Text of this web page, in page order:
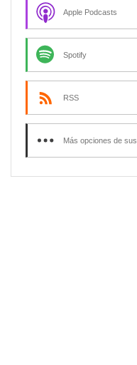
Apple Podcasts
Spotify
RSS
Más opciones de